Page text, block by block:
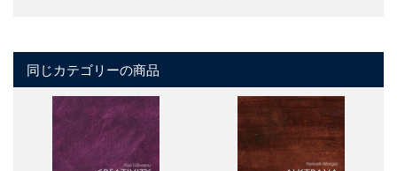
同じカテゴリーの商品